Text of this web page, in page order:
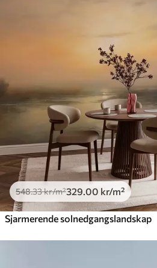
548.33kr/m²329.00 kr/m²
Sjarmerende solnedgangslandskap